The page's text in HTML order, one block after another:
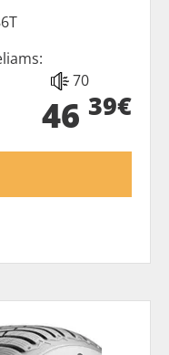
70
46 39€